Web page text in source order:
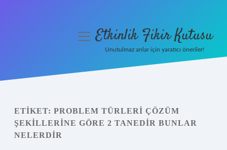
Yasal Uyarı
Hakkımızda
menüyüEtkinlik Fikir Kutusu
Unutulmaz anlar için yaratıcı öneriler!
ETIKET: PROBLEM TÜRLERI ÇÖZÜM
ŞEKILLERINE GÖRE 2 TANEDIR BUNLAR
NELERDIR